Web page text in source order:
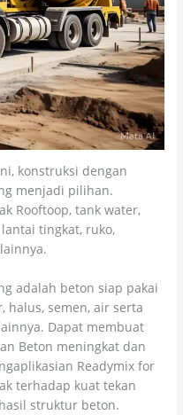
konstruksi dengan
menjadi pilihan.
Rooftoop, tank water,
tingkat, ruko,
adalah beton siap pakai
halus, semen, air serta
Dapat membuat
Beton meningkat dan
Readymix for
terhadap kuat tekan
struktur beton.